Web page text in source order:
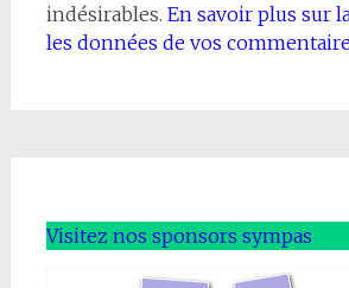
indésirables. En savoir plus sur
les données de vos
Visitez nos sponsors sympas